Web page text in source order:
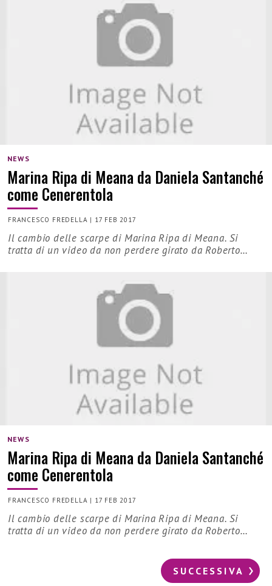
NEWS
Marina Ripa di Meana da Daniela Santanché
come Cenerentola
FRANCESCO FREDELLA | 17 FEB 2017
Il cambio delle scarpe di Marina Ripa di Meana. Si
tratta di un video da non perdere girato da Roberto…
NEWS
Marina Ripa di Meana da Daniela Santanché
come Cenerentola
FRANCESCO FREDELLA | 17 FEB 2017
Il cambio delle scarpe di Marina Ripa di Meana. Si
tratta di un video da non perdere girato da Roberto…
SUCCESSIVA